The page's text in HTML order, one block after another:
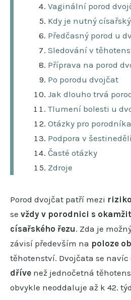
Vaginální porod
Kdy je nutný
Předčasný porod u
Sledování v
Příprava na porod
Po porodu dvojčat
Jak dlouho trvá
Tlumení bolesti u
Otázky pro porodníka
Podpora v
Časté otázky
Zdroje
Porod dvojčat patří mezi
se vždy v porodnici s
císařského řezu. Zda je
závisí především na poloze
těhotenství. Dvojčata se navíc
dříve než jednočetná
obvykle neoddaluje až k 42.